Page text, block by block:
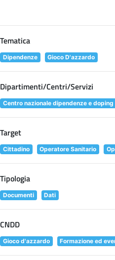
Tematica
Dipendenze Gioco D'azzardo
Dipartimenti/Centri/Servizi
Centro nazionale dipendenze e doping
Target
Cittadino Operatore Sanitario
Tipologia
Documenti Dati
CNDD
Gioco d'azzardo Formazione ed